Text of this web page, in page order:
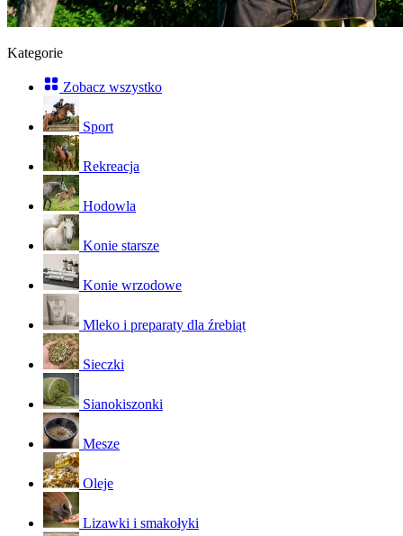
Kategorie
Zobacz wszystko
Sport
Rekreacja
Hodowla
Konie starsze
Konie wrzodowe
Mleko i preparaty dla źrebiąt
Sieczki
Sianokiszonki
Mesze
Oleje
Lizawki i smakołyki